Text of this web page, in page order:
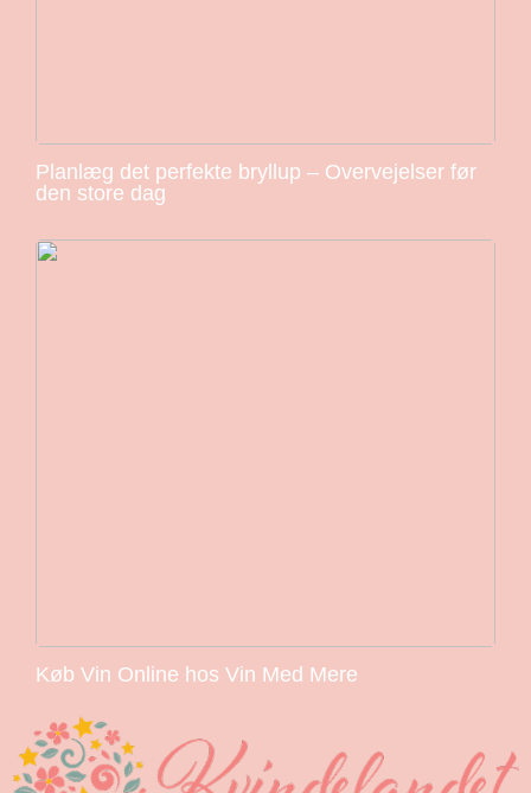
Planlæg det perfekte bryllup – Overvejelser før
den store dag
Køb Vin Online hos Vin Med Mere